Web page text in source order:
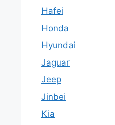
Hafei
Honda
Hyundai
Jaguar
Jeep
Jinbei
Kia